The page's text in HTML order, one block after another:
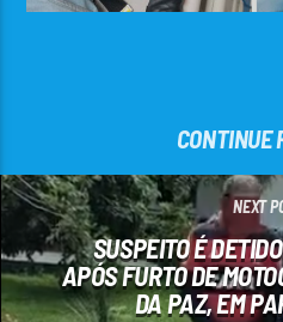
CONTINUE
NEXT
SUSPEITO É
APÓS FURTO DE
DA PAZ, EM